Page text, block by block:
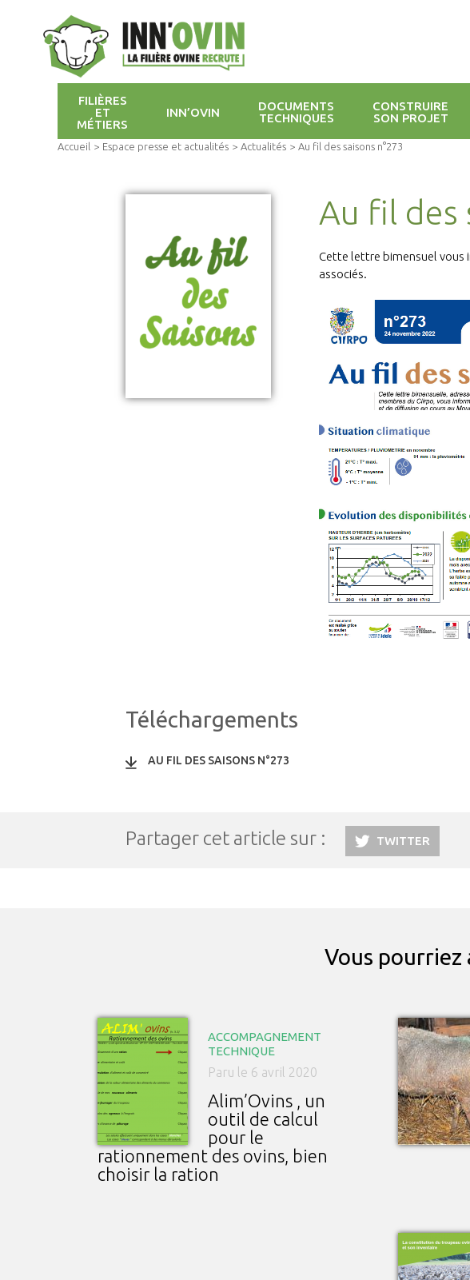
FILIÈRES
ET
MÉTIERS
INN’OVIN
DOCUMENTS
TECHNIQUES
CONSTRUIRE
SON PROJET
Accueil > Espace presse et actualités > Actualités > Au fil des saisons n°273
Au fil des
Cette lettre bimensuel vous
associés.
Téléchargements
AU FIL DES SAISONS N°273
Partager cet article sur : TWITTER
Vous
ACCOMPAGNEMENT
TECHNIQUE
Paru le 6 avril 2020
Alim’Ovins , un
outil de calcul
pour le
rationnement des ovins, bien
choisir la ration